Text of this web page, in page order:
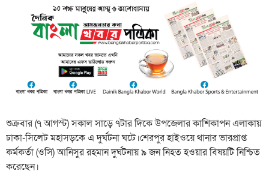
শুক্রবার (৭ আগস্ট) সকাল সাড়ে ৭টার দিকে উপজেলার কাশিকাপন এলাকায়
ঢাকা-সিলেট মহাসড়কে এ দুর্ঘটনা ঘটে।শেরপুর হাইওয়ে থানার ভারপ্রাপ্ত
কর্মকর্তা (ওসি) আনিসুর রহমান দুর্ঘটনায় ৯ জন নিহত হওয়ার বিষয়টি নিশ্চিত
করেছেন।